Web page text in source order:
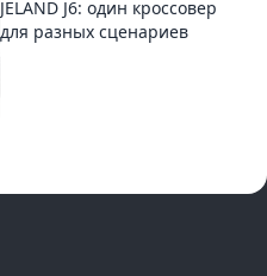
JELAND J6: один кроссовер
для разных сценариев